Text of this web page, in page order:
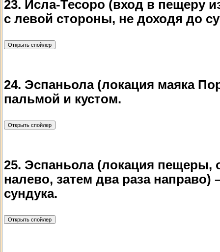
23. Исла-Тесоро (вход в пещеру
с левой стороны, не доходя до
24. Эспаньола (локация маяка
пальмой и кустом.
25. Эспаньола (локация пещеры,
налево, затем два раза
сундука.